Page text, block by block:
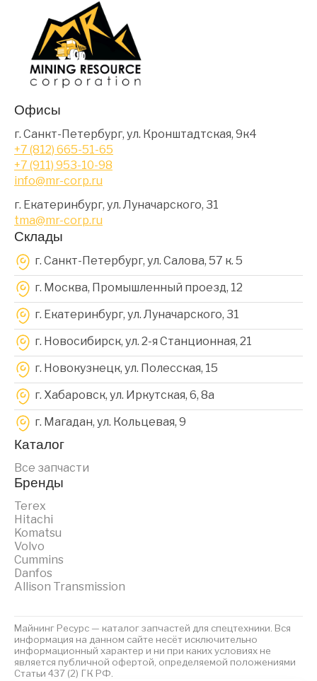
Офисы
г. Санкт-Петербург, ул. Кронштадтская, 9к4
+7 (812) 665-51-65
+7 (911) 953-10-98
info@mr-corp.ru
г. Екатеринбург, ул. Луначарского, 31
tma@mr-corp.ru
Склады
г. Санкт-Петербург, ул. Салова, 57 к. 5
г. Москва, Промышленный проезд, 12
г. Екатеринбург, ул. Луначарского, 31
г. Новосибирск, ул. 2-я Станционная, 21
г. Новокузнецк, ул. Полесская, 15
г. Хабаровск, ул. Иркутская, 6, 8a
г. Магадан, ул. Кольцевая, 9
Каталог
Все запчасти
Бренды
Terex
Hitachi
Komatsu
Volvo
Cummins
Danfos
Allison Transmission
Майнинг Ресурс — каталог запчастей для спецтехники. Вся
информация на данном сайте несёт исключительно
информационный характер и ни при каких условиях не
является публичной офертой, определяемой положениями
Статьи 437 (2) ГК РФ.